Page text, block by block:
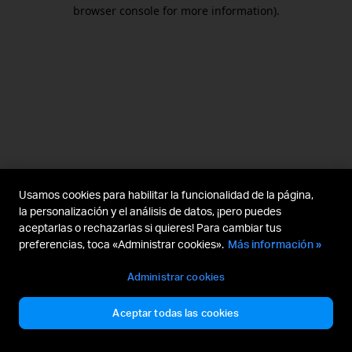
browser console for more information).
Usamos cookies para habilitar la funcionalidad de la página,
la personalización y el análisis de datos, ¡pero puedes
aceptarlas o rechazarlas si quieres! Para cambiar tus
preferencias, toca «Administrar cookies». Más información »
Administrar cookies
Aceptar todas las cookies